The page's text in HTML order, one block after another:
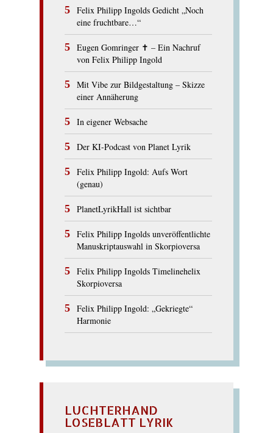
Felix Philipp Ingolds Gedicht „Noch
eine fruchtbare…“
Eugen Gomringer ✝︎ – Ein Nachruf
von Felix Philipp Ingold
Mit Vibe zur Bildgestaltung – Skizze
einer Annäherung
In eigener Websache
Der KI-Podcast von Planet Lyrik
Felix Philipp Ingold: Aufs Wort
(genau)
PlanetLyrikHall ist sichtbar
Felix Philipp Ingolds unveröffentlichte
Manuskriptauswahl in Skorpioversa
Felix Philipp Ingolds Timelinehelix
Skorpioversa
Felix Philipp Ingold: „Gekriegte“
Harmonie
LUCHTERHAND
LOSEBLATT LYRIK